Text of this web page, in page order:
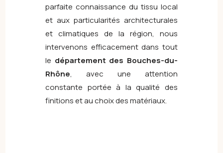
parfaite connaissance du tissu local
et aux particularités architecturales
et climatiques de la région, nous
intervenons efficacement dans tout
le département des Bouches-du-
Rhône, avec une attention
constante portée à la qualité des
finitions et au choix des matériaux.